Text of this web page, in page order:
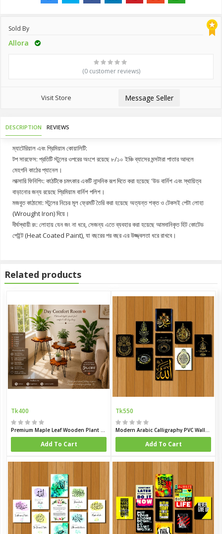
Sold By
Allora
(0 customer reviews)
Visit Store Message Seller
DESCRIPTION REVIEWS
ম্যাটেরিয়াল এবং প্রিমিয়াম কোয়ালিটি:
টপ সারফেস: প্রতিটি স্টুলের ওপরের অংশে রয়েছে ৮/১০ ইঞ্চি ব্যাসের মন্সটারা পাতার আদলে
মেহগনি কাঠের প্যানেল।
লাক্সারি ফিনিশিং: কাঠটিকে চমৎকার একটি নান্দনিক রূপ দিতে করা হয়েছে 'উড বার্নিশ এবং স্থায়িত্ব
বাড়ানোর জন্য রয়েছে প্রিমিয়াম বার্নিশ পলিশ।
মজবুত কাঠামো: স্টুলের নিচের মূল ফ্রেমটি তৈরি করা হয়েছে অত্যন্ত শক্ত ও টেকসই পেটা লোহা
(Wrought Iron) দিয়ে।
দীর্ঘস্থায়ী রং: লোহায় যেন জং না ধরে, সেজন্য এতে ব্যবহার করা হয়েছে আমদানিকৃত হিট কোটেড
পেইন্ট (Heat Coated Paint), যা বছরের পর বছর এর উজ্জ্বলতা ধরে রাখবে।
Related products
Tk400
Premium Maple Leaf Wooden Plant Stand
Add To Cart
Tk550
Modern Arabic Calligraphy PVC Wallboard Set
Add To Cart